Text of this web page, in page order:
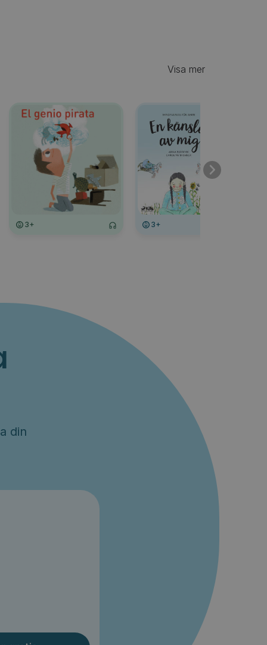
Visa mer
3+ 3+
din